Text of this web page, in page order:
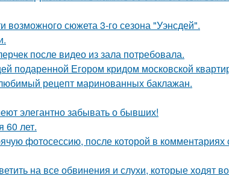
возможного сюжета 3-го сезона "Уэнсдей".
после видео из зала потребовала.
подаренной Егором кридом московской
рецепт маринованных баклажан.
элегантно забывать о бывших!
60 лет.
фотосессию, после которой в комментариях
на все обвинения и слухи, которые ходят